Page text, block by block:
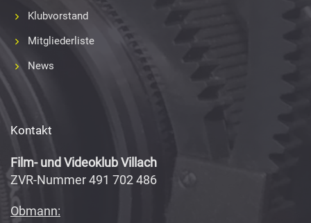
Klubvorstand
Mitgliederliste
News
Kontakt
Film- und Videoklub Villach
ZVR-Nummer 491 702 486
Obmann: